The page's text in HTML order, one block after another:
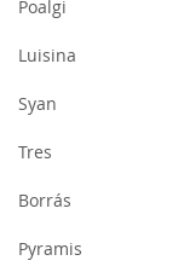
Poalgi
Luisina
Syan
Tres
Borrás
Pyramis